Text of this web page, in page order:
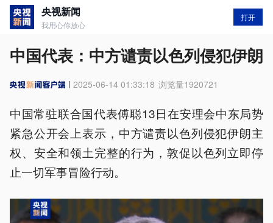
央视新闻
我用心你放心
打开
中国代表：中方谴责以色列侵犯伊朗
2025-06-14 01:33:18 浏览量1920721
中国常驻联合国代表傅聪13日在安理会中东局势
紧急公开会上表示，中方谴责以色列侵犯伊朗主
权、安全和领土完整的行为，敦促以色列立即停
止一切军事冒险行动。